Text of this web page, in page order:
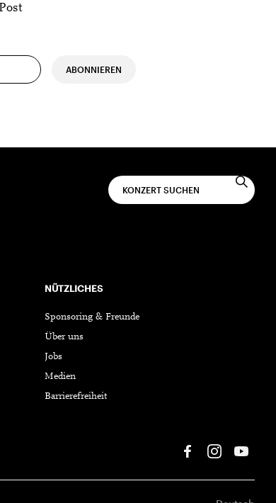
ABONNIEREN
NÜTZLICHES
Sponsoring & Freunde
Über uns
Jobs
Medien
Barrierefreiheit